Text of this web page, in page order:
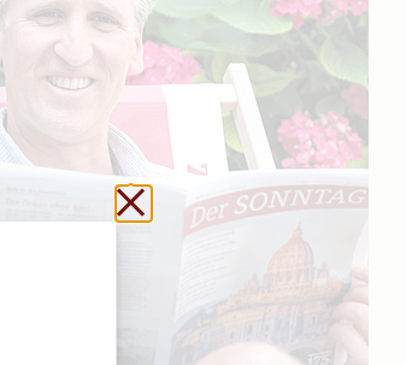
Schließen ohne zu